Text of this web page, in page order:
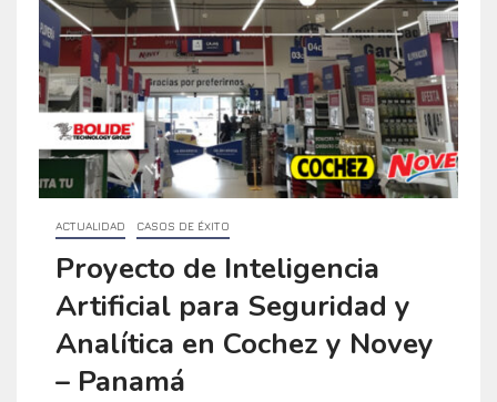
ACTUALIDAD CASOS DE ÉXITO
Proyecto de Inteligencia
Artificial para Seguridad y
Analítica en Cochez y Novey
– Panamá